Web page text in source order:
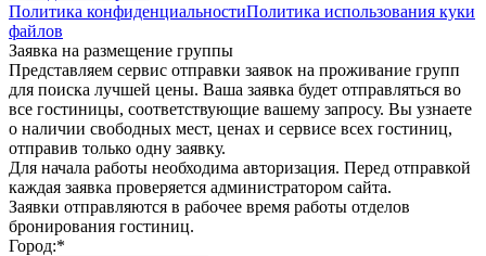
Политика конфиденциальностиПолитика использования куки
файлов
Заявка на размещение группы
Представляем сервис отправки заявок на проживание групп
для поиска лучшей цены. Ваша заявка будет отправляться во
все гостиницы, соответствующие вашему запросу. Вы узнаете
о наличии свободных мест, ценах и сервисе всех гостиниц,
отправив только одну заявку.
Для начала работы необходима авторизация. Перед отправкой
каждая заявка проверяется администратором сайта.
Заявки отправляются в рабочее время работы отделов
бронирования гостиниц.
Город:*